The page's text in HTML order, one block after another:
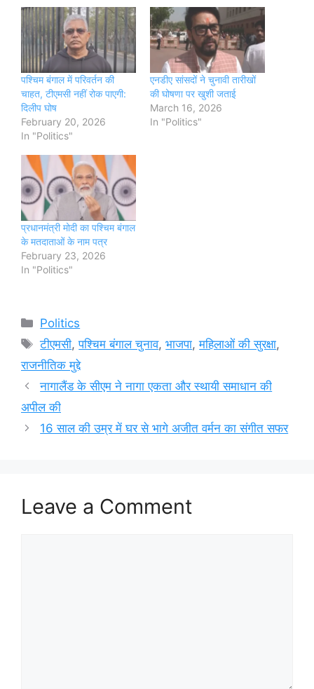
पश्चिम बंगाल में परिवर्तन की
चाहत, टीएमसी नहीं रोक पाएगी:
दिलीप घोष
February 20, 2026
In "Politics"
एनडीए सांसदों ने चुनावी तारीखों
की घोषणा पर खुशी जताई
March 16, 2026
In "Politics"
प्रधानमंत्री मोदी का पश्चिम बंगाल
के मतदाताओं के नाम पत्र
February 23, 2026
In "Politics"
Categories
Politics
Tags
टीएमसी,पश्चिम बंगाल चुनाव,भाजपा,महिलाओं की सुरक्षा,
राजनीतिक मुद्दे
नागालैंड के सीएम ने नागा एकता और स्थायी समाधान की
अपील की
16 साल की उम्र में घर से भागे अजीत वर्मन का संगीत सफर
Leave a Comment